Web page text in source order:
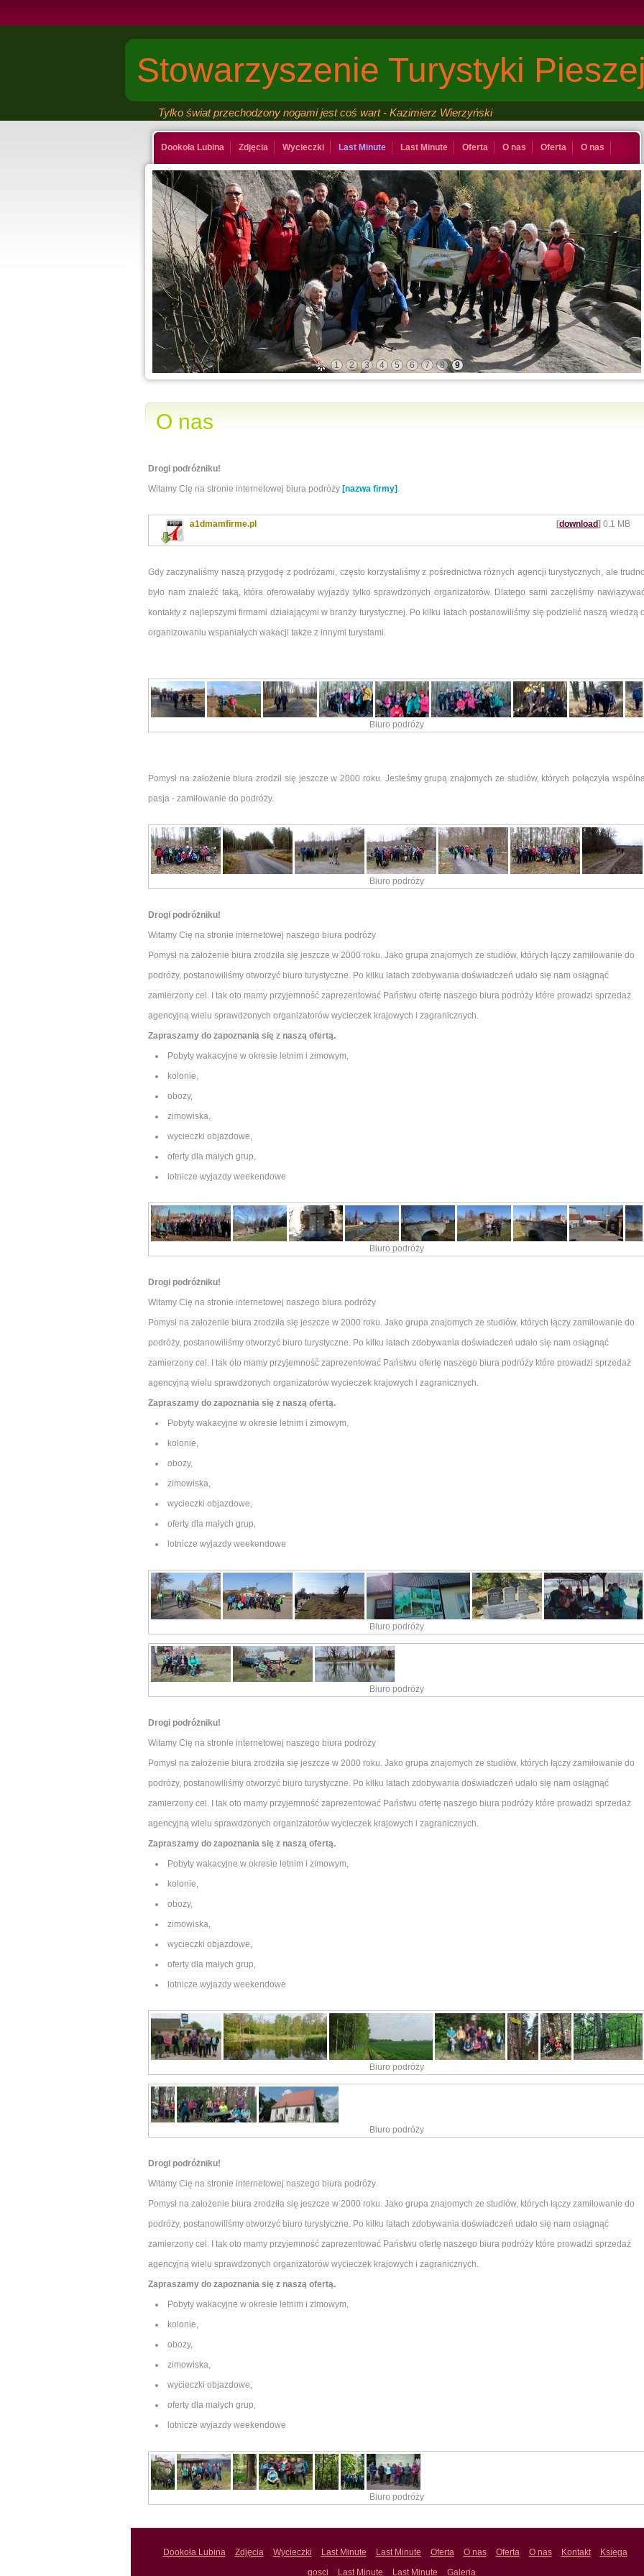
Dookoła Lubina Zdjęcia Wycieczki Last Minute Last Minute Oferta O nas Oferta O nas
Kontakt Ksiega gosci Last Minute Last Minute
Stowarzyszenie Turystyki
Tylko świat przechodzony nogami jest coś wart - Kazimierz Wierzyński
1 2 3 4 5 6 7 8 9
O nas
Drogi podróżniku!
Witamy Cię na stronie internetowej biura podróży [nazwa firmy] .
[download] 0.1 MB
a1dmamfirme.pl
Gdy zaczynaliśmy naszą przygodę z podróżami, często korzystaliśmy z pośrednictwa różnych agencji turystycznych, ale
było nam znaleźć taką, która oferowałaby wyjazdy tylko sprawdzonych organizatorów. Dlatego sami zaczęliśmy
kontakty z najlepszymi firmami działającymi w branży turystycznej. Po kilku latach postanowiliśmy się podzielić naszą wiedzą
organizowaniu wspaniałych wakacji także z innymi turystami.
Biuro podróży
Pomysł na założenie biura zrodził się jeszcze w 2000 roku. Jesteśmy grupą znajomych ze studiów, których połączyła
pasja - zamiłowanie do podróży.
Biuro podróży
Drogi podróżniku!
Witamy Cię na stronie internetowej naszego biura podróży
Pomysł na założenie biura zrodziła się jeszcze w 2000 roku. Jako grupa znajomych ze studiów, których łączy zamiłowanie do
podróży, postanowiliśmy otworzyć biuro turystyczne. Po kilku latach zdobywania doświadczeń udało się nam osiągnąć
zamierzony cel. I tak oto mamy przyjemność zaprezentować Państwu ofertę naszego biura podróży które prowadzi sprzedaż
agencyjną wielu sprawdzonych organizatorów wycieczek krajowych i zagranicznych.
Zapraszamy do zapoznania się z naszą ofertą.
Pobyty wakacyjne w okresie letnim i zimowym,
kolonie,
obozy,
zimowiska,
wycieczki objazdowe,
oferty dla małych grup,
lotnicze wyjazdy weekendowe
Biuro podróży
Drogi podróżniku!
Witamy Cię na stronie internetowej naszego biura podróży
Pomysł na założenie biura zrodziła się jeszcze w 2000 roku. Jako grupa znajomych ze studiów, których łączy zamiłowanie do
podróży, postanowiliśmy otworzyć biuro turystyczne. Po kilku latach zdobywania doświadczeń udało się nam osiągnąć
zamierzony cel. I tak oto mamy przyjemność zaprezentować Państwu ofertę naszego biura podróży które prowadzi sprzedaż
agencyjną wielu sprawdzonych organizatorów wycieczek krajowych i zagranicznych.
Zapraszamy do zapoznania się z naszą ofertą.
Pobyty wakacyjne w okresie letnim i zimowym,
kolonie,
obozy,
zimowiska,
wycieczki objazdowe,
oferty dla małych grup,
lotnicze wyjazdy weekendowe
Biuro podróży
Biuro podróży
Drogi podróżniku!
Witamy Cię na stronie internetowej naszego biura podróży
Pomysł na założenie biura zrodziła się jeszcze w 2000 roku. Jako grupa znajomych ze studiów, których łączy zamiłowanie do
podróży, postanowiliśmy otworzyć biuro turystyczne. Po kilku latach zdobywania doświadczeń udało się nam osiągnąć
zamierzony cel. I tak oto mamy przyjemność zaprezentować Państwu ofertę naszego biura podróży które prowadzi sprzedaż
agencyjną wielu sprawdzonych organizatorów wycieczek krajowych i zagranicznych.
Zapraszamy do zapoznania się z naszą ofertą.
Pobyty wakacyjne w okresie letnim i zimowym,
kolonie,
obozy,
zimowiska,
wycieczki objazdowe,
oferty dla małych grup,
lotnicze wyjazdy weekendowe
Biuro podróży
Biuro podróży
Drogi podróżniku!
Witamy Cię na stronie internetowej naszego biura podróży
Pomysł na założenie biura zrodziła się jeszcze w 2000 roku. Jako grupa znajomych ze studiów, których łączy zamiłowanie do
podróży, postanowiliśmy otworzyć biuro turystyczne. Po kilku latach zdobywania doświadczeń udało się nam osiągnąć
zamierzony cel. I tak oto mamy przyjemność zaprezentować Państwu ofertę naszego biura podróży które prowadzi sprzedaż
agencyjną wielu sprawdzonych organizatorów wycieczek krajowych i zagranicznych.
Zapraszamy do zapoznania się z naszą ofertą.
Pobyty wakacyjne w okresie letnim i zimowym,
kolonie,
obozy,
zimowiska,
wycieczki objazdowe,
oferty dla małych grup,
lotnicze wyjazdy weekendowe
Biuro podróży
Dookoła Lubina Zdjęcia Wycieczki Last Minute Last Minute Oferta O nas Oferta O nas Kontakt
Ksiega
gosci
Last Minute Last Minute Galeria